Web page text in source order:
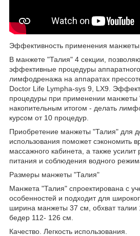
Эффективность применения
В манжете "Талия" 4 секции,
эффективные процедуры
лимфодренажа на аппаратах
Doctor Life Lympha-sys 9, LX9.
процедуры при применении манжеты
накопительным итогом - делать
курсом от 10 процедур.
Приобретение манжеты "Талия" для
использования поможет сэкономить
массажного кабинета, а также усилит
питания и соблюдения водного
Размеры манжеты "Талия"
Манжета "Талия" спроектирована с
особенностей и подходит для
ширина манжеты 37 см, обхват талии
бедер 112- 126 см.
Качество. Легкость использования.